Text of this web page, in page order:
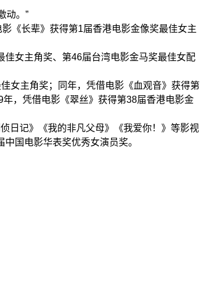
动。”
《长辈》获得第1届香港电影金像奖最佳女主
女主角奖、第46届台湾电影金马奖最佳女配
女主角奖；同年，凭借电影《血观音》获得第
，凭借电影《翠丝》获得第38届香港电影金
日记》《我的非凡父母》《我爱你！》等影视
国电影华表奖优秀女演员奖。